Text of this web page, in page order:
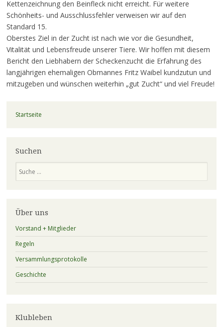
Kettenzeichnung den Beinfleck nicht erreicht. Für weitere
Schönheits- und Ausschlussfehler verweisen wir auf den
Standard 15.
Oberstes Ziel in der Zucht ist nach wie vor die Gesundheit,
Vitalität und Lebensfreude unserer Tiere. Wir hoffen mit diesem
Bericht den Liebhabern der Scheckenzucht die Erfahrung des
langjährigen ehemaligen Obmannes Fritz Waibel kundzutun und
mitzugeben und wünschen weiterhin „gut Zucht“ und viel Freude!
Startseite
Suchen
Über uns
Vorstand + Mitglieder
Regeln
Versammlungsprotokolle
Geschichte
Klubleben